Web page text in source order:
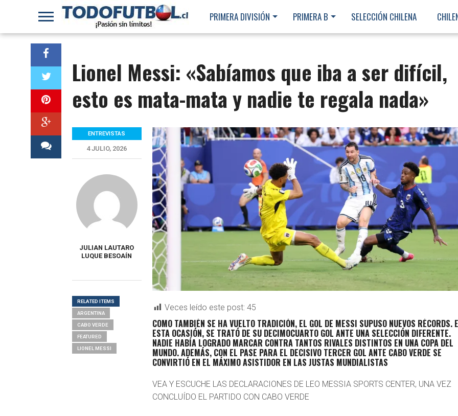
PRIMERA DIVISIÓN PRIMERA B SELECCIÓN CHILENA
Lionel Messi: «Sabíamos que iba a ser difícil,
esto es mata-mata y nadie te regala nada»
Veces leído este post: 45
COMO TAMBIÉN SE HA VUELTO TRADICIÓN, EL GOL DE MESSI SUPUSO NUEVOS RÉCORDS.
ESTA OCASIÓN, SE TRATÓ DE SU DECIMOCUARTO GOL ANTE UNA SELECCIÓN DIFERENTE.
NADIE HABÍA LOGRADO MARCAR CONTRA TANTOS RIVALES DISTINTOS EN UNA COPA DEL
MUNDO. ADEMÁS, CON EL PASE PARA EL DECISIVO TERCER GOL ANTE CABO VERDE SE
CONVIRTIÓ EN EL MÁXIMO ASISTIDOR EN LAS JUSTAS MUNDIALISTAS
VEA Y ESCUCHE LAS DECLARACIONES DE LEO MESSIA SPORTS CENTER, UNA VEZ
CONCLUÍDO EL PARTIDO CON CABO VERDE
ENTREVISTAS
4 JULIO, 2026
JULIAN LAUTARO
LUQUE BESOAÍN
RELATED ITEMS
ARGENTINA
CABO VERDE
FEATURED
LIONEL MESSI